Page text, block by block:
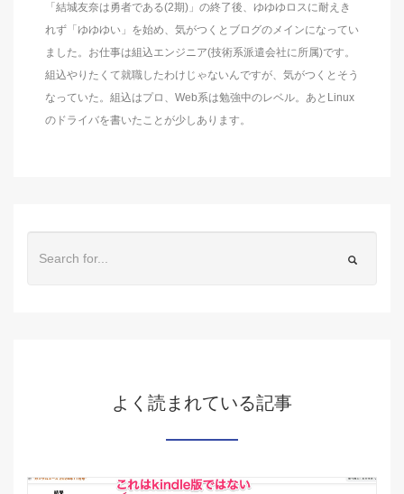
「結城友奈は勇者である(2期)」の終了後、ゆゆゆロスに耐えき
れず「ゆゆゆい」を始め、気がつくとブログのメインになってい
ました。お仕事は組込エンジニア(技術系派遣会社に所属)です。
組込やりたくて就職したわけじゃないんですが、気がつくとそう
なっていた。組込はプロ、Web系は勉強中のレベル。あとLinux
のドライバを書いたことが少しあります。
よく読まれている記事